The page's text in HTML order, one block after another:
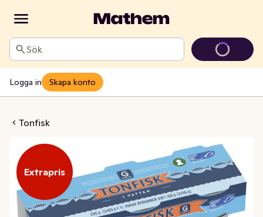
Sök
Logga in Skapa konto
Tonfisk
MSC 3x80g
Extrapris